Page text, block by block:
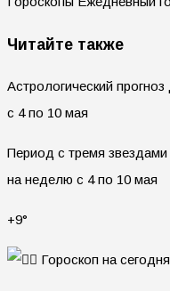
Читайте также
Астрологический
с 4 по 10 мая
Период с тремя звездами
на неделю с 4 по 10 мая
+9°